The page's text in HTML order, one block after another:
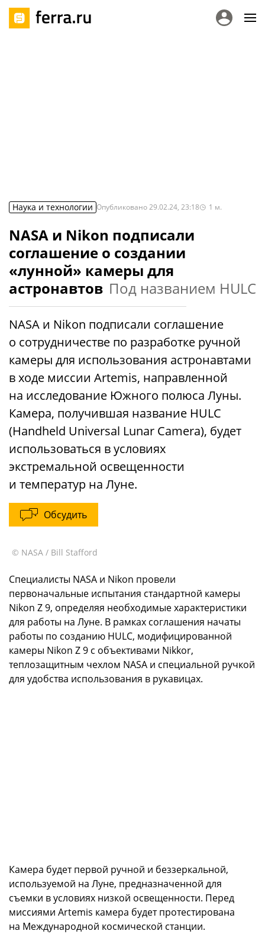
Наука и технологии Опубликовано29.02.24, 23:18 1 м.
NASA и Nikon подписали
соглашение о создании
«лунной» камеры для
астронавтов Под названием HULC
NASA и Nikon подписали соглашение
о сотрудничестве по разработке ручной
камеры для использования астронавтами
в ходе миссии Artemis, направленной
на исследование Южного полюса Луны.
Камера, получившая название HULC
(Handheld Universal Lunar Camera), будет
использоваться в условиях
экстремальной освещенности
и температур на Луне.
Обсудить
© NASA / Bill Stafford
Специалисты NASA и Nikon провели
первоначальные испытания стандартной камеры
Nikon Z 9, определяя необходимые характеристики
для работы на Луне. В рамках соглашения начаты
работы по созданию HULC, модифицированной
камеры Nikon Z 9 с объективами Nikkor,
теплозащитным чехлом NASA и специальной ручкой
для удобства использования в рукавицах.
Камера будет первой ручной и беззеркальной,
используемой на Луне, предназначенной для
съемки в условиях низкой освещенности. Перед
миссиями Artemis камера будет протестирована
на Международной космической станции.